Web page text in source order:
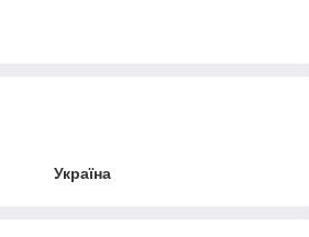
Україна